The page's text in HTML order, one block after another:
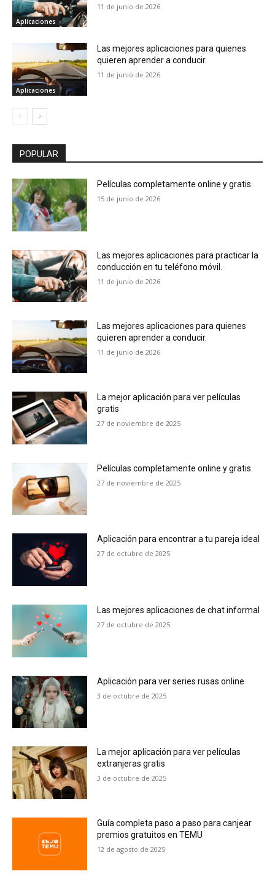
Aplicaciones
11 de junio de 2026
Aplicaciones
Las mejores aplicaciones para quienes
quieren aprender a conducir.
11 de junio de 2026
POPULAR
Películas completamente online y gratis.
15 de junio de 2026
Las mejores aplicaciones para practicar la
conducción en tu teléfono móvil.
11 de junio de 2026
Las mejores aplicaciones para quienes
quieren aprender a conducir.
11 de junio de 2026
La mejor aplicación para ver películas
gratis
27 de noviembre de 2025
Películas completamente online y gratis.
27 de noviembre de 2025
Aplicación para encontrar a tu pareja ideal
27 de octubre de 2025
Las mejores aplicaciones de chat informal
27 de octubre de 2025
Aplicación para ver series rusas online
3 de octubre de 2025
La mejor aplicación para ver películas
extranjeras gratis
3 de octubre de 2025
Guía completa paso a paso para canjear
premios gratuitos en TEMU
12 de agosto de 2025